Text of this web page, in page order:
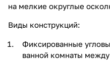
на мелкие округлые
Виды конструкций:
Фиксированные
ванной комнаты